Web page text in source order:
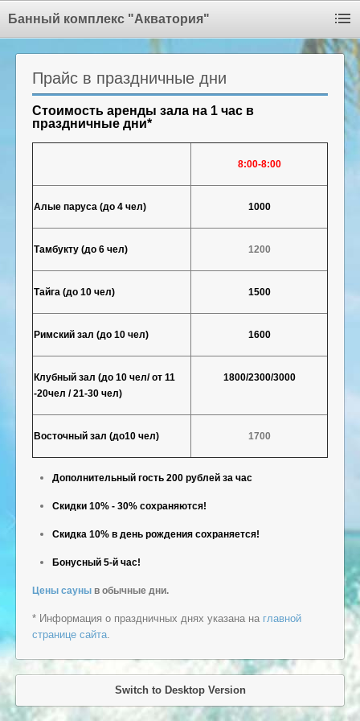
Банный комплекс "Акватория"
Прайс в праздничные дни
Стоимость аренды зала на 1 час в
праздничные дни*
8:00-8:00
Алые паруса (до 4 чел) 1000
Тамбукту (до 6 чел) 1200
Тайга (до 10 чел) 1500
Римский зал (до 10 чел) 1600
Клубный зал (до 10 чел/ от 11
-20чел / 21-30 чел)
1800/2300/3000
Восточный зал (до10 чел) 1700
Дополнительный гость 200 рублей за час
Скидки 10% - 30% сохраняются!
Скидка 10% в день рождения сохраняется!
Бонусный 5-й час!
Цены сауны в обычные дни.
* Информация о праздничных днях указана на главной
странице сайта.
Switch to Desktop Version